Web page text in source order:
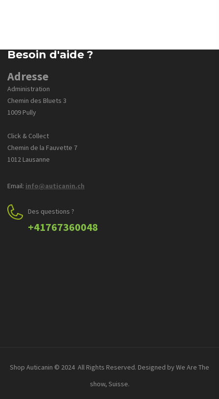
Besoin d'aide ?
Adresse
Administration
Chemin des Bluets 3
1009 Pully
Click & Collect
Chemin de la Fauvette 7
1012 Lausanne
Email: info@auticanin.ch
Des questions ?
+41767360048
Shop Auticanin © 2024 All Rights Reserved. Designed by We Are The
show, Suisse.